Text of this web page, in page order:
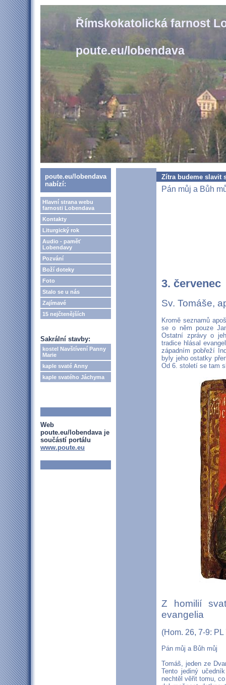
Římskokatolická farnost
poute.eu/lobendava
poute.eu/lobendava
nabízí:
Hlavní strana webu
farnosti Lobendava
Kontakty
Liturgický rok
Audio - paměť
Lobendavy
Pozvání
Boží doteky
Foto
Stalo se u nás
Zajímavé
15 nejčtenějších
Sakrální stavby:
kostel Navštívení Panny
Marie
kaple svaté Anny
kaple svatého Jáchyma
Web
poute.eu/lobendava je
součástí portálu
www.poute.eu
Zítra budeme slavit
Pán můj a Bůh
3. červenec
Sv. Tomáše,
Kromě seznamů
se o něm pouze
Ostatní zprávy o
tradice hlásal
západním pobřeží
byly jeho ostatky
Od 6. století se tam
Z homilií
evangelia
(Hom. 26, 7-9:
Pán můj a Bůh můj
Tomáš, jeden ze
Tento jediný
nechtěl věřit tomu,